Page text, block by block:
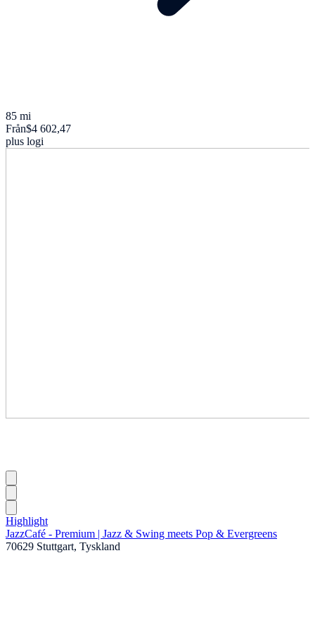
85 mi
Från$4 602,47
plus logi
Highlight
JazzCafé - Premium | Jazz & Swing meets Pop & Evergreens
70629 Stuttgart, Tyskland